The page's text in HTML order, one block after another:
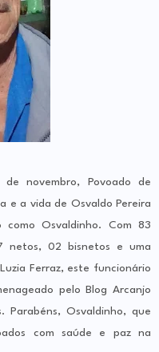
novembro, Povoado de
e a vida de Osvaldo Pereira
como Osvaldinho. Com 83
netos, 02 bisnetos e uma
Ferraz, este funcionário
pelo Blog Arcanjo
Parabéns, Osvaldinho, que
com saúde e paz na